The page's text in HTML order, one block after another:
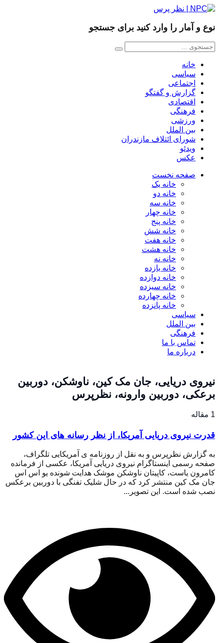
نوع و آمار را وارد کنید برای جستجو
خانه
سیاسی
اجتماعی
گزارش و گفتگو
اقتصادی
فرهنگی
ورزشی
بین الملل
شورای ائتلاف مازندران
ویدئو
عکس
صفحه نخست
خانه یک
خانه دو
خانه سه
خانه چهار
خانه پنج
خانه شش
خانه هفت
خانه هشت
خانه نه
خانه یازده
خانه دوازده
خانه سیزده
خانه چهارده
خانه پانزده
سیاسی
بین الملل
فرهنگی
تماس با ما
درباره ما
نیروی دریایی، جان مک کین، ناوشکن، دوربین
برعکی، دوربین وارونه، نظرپرس
1 مقاله
قدرت نیروی دریایی آمریکا، از نظر رسانه های این کشور
به گزارش نظرپرس و به نقل از روزنامه ی آمریکایی تلگراف،
صفحه رسمی اینستاگرام نیروی دریایی آمریکا، عکسی از فرمانده
کامرون یاست، کاپیتان ناوشکن موشک هدایت شونده یو اس اس
جان مک کین منتشر کرد که در حال شلیک تفنگی با دوربین برعکس
نصب شده است. این تصویر...